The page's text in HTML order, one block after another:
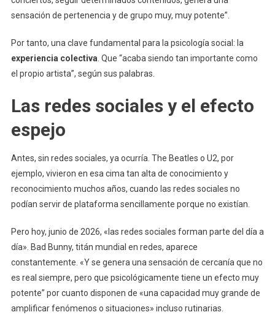
sensación de pertenencia y de grupo muy, muy potente”.
Por tanto, una clave fundamental para la psicología social: la
experiencia colectiva . Que “acaba siendo tan importante como
el propio artista”, según sus palabras.
Las redes sociales y el efecto
espejo
Antes, sin redes sociales, ya ocurría. The Beatles o U2, por
ejemplo, vivieron en esa cima tan alta de conocimiento y
reconocimiento muchos años, cuando las redes sociales no
podían servir de plataforma sencillamente porque no existían.
Pero hoy, junio de 2026, «las redes sociales forman parte del día a
día». Bad Bunny, titán mundial en redes, aparece
constantemente. «Y se genera una sensación de cercanía que no
es real siempre, pero que psicológicamente tiene un efecto muy
potente” por cuanto disponen de «una capacidad muy grande de
amplificar fenómenos o situaciones» incluso rutinarias.